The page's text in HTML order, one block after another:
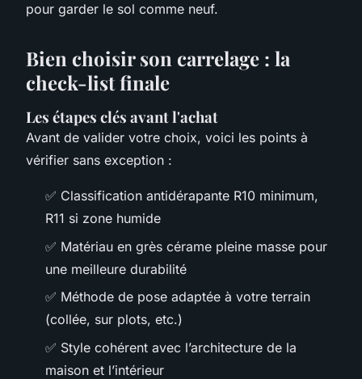
pour garder le sol comme neuf.
Bien choisir son carrelage : la
check-list finale
Les étapes clés avant l'achat
Avant de valider votre choix, voici les points à
vérifier sans exception :
✅ Classification antidérapante R10 minimum,
R11 si zone humide
✅ Matériau en grès cérame pleine masse pour
une meilleure durabilité
✅ Méthode de pose adaptée à votre terrain
(collée, sur plots, etc.)
✅ Style cohérent avec l’architecture de la
maison et l’intérieur